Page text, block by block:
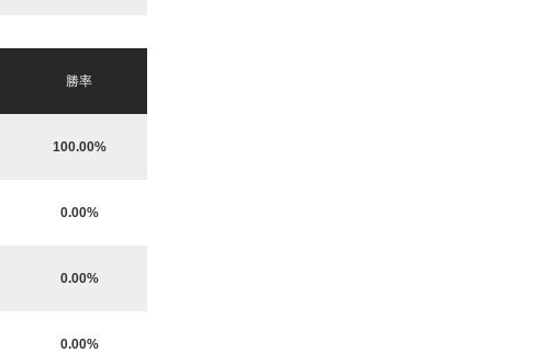
勝率
100.00%
0.00%
0.00%
0.00%